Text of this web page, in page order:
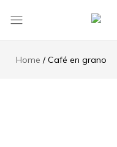
de
Home Café en grano